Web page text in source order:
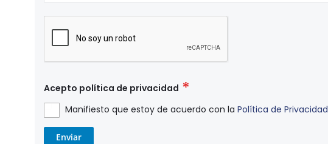
Acepto política de privacidad
Manifiesto que estoy de acuerdo con laPolítica de Privacidad
Enviar